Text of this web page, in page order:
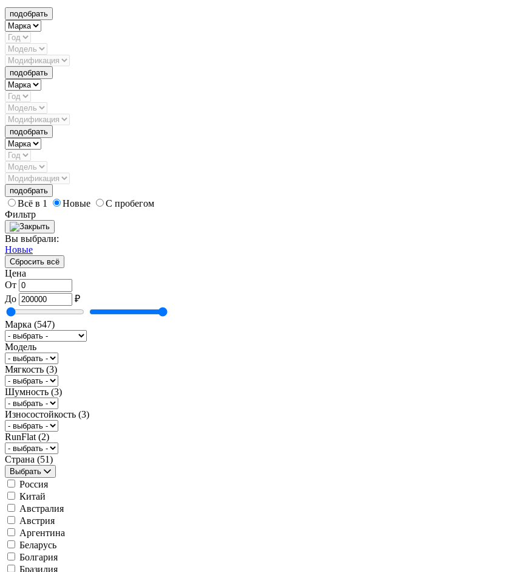
подобрать
подобрать
подобрать
подобрать
Всё в 1 Новые
С пробегом
Фильтр
Вы выбрали:
Новые
Сбросить всё
Цена
От
До
₽
Марка (547)
Модель
Мягкость (3)
Шумность (3)
Износостойкость (3)
RunFlat (2)
Страна (51)
Выбрать
Россия
Китай
Австралия
Австрия
Аргентина
Беларусь
Болгария
Бразилия